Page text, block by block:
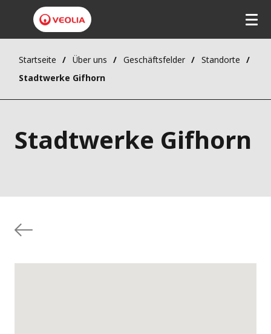
Startseite Über uns Geschäftsfelder
Standorte
Stadtwerke Gifhorn
Stadtwerke Gifhorn